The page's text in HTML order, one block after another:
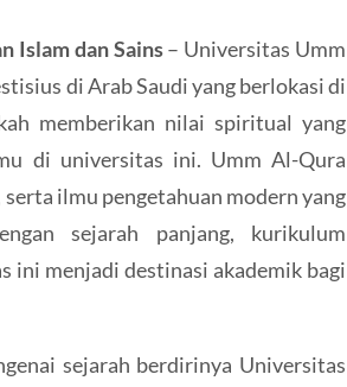
Islam dan Sains– Universitas Umm
di Arab Saudi yang berlokasi di
memberikan nilai spiritual yang
di universitas ini. Umm Al-Qura
ilmu pengetahuan modern yang
sejarah panjang, kurikulum
ini menjadi destinasi akademik bagi
sejarah berdirinya Universitas